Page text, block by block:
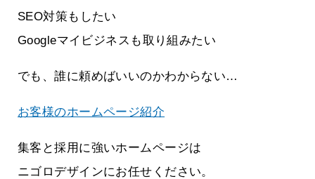
SEO対策もしたい
Googleマイビジネスも取り組みたい
でも、誰に頼めばいいのかわからない…
お客様のホームページ紹介
集客と採用に強いホームページは
ニゴロデザインにお任せください。